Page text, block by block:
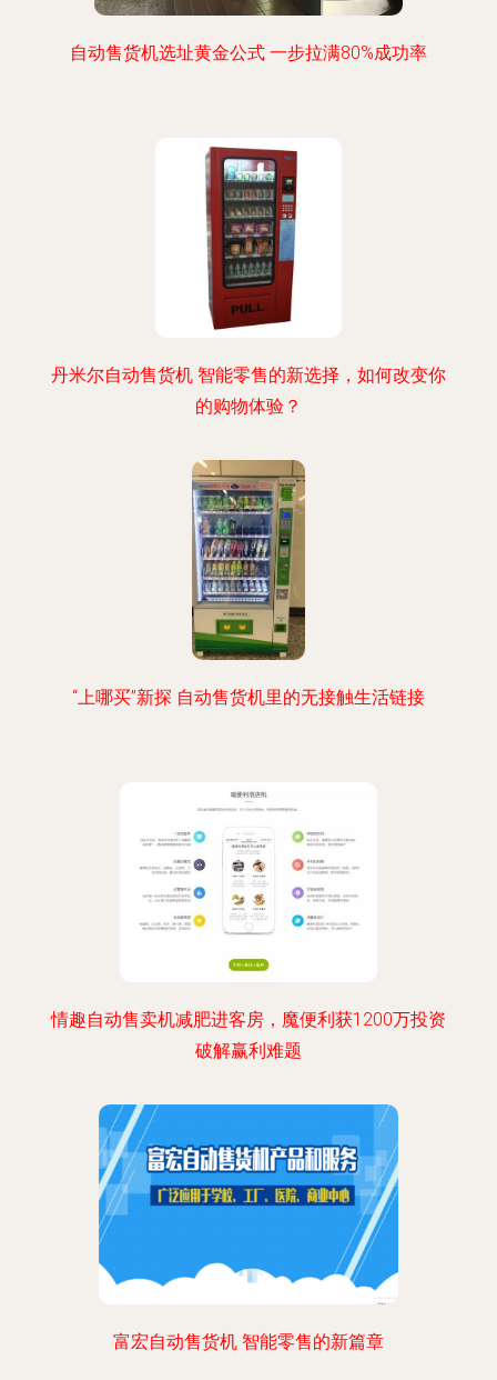
自动售货机选址黄金公式 一步拉满80%成功率
丹米尔自动售货机 智能零售的新选择，如何改变你
的购物体验？
“上哪买”新探 自动售货机里的无接触生活链接
情趣自动售卖机减肥进客房，魔便利获1200万投资
破解赢利难题
富宏自动售货机 智能零售的新篇章